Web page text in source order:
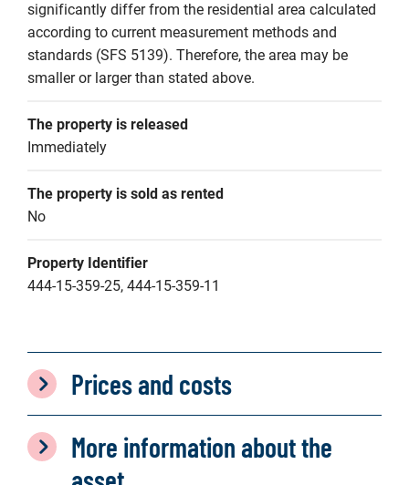
significantly differ from the residential area calculated
according to current measurement methods and
standards (SFS 5139). Therefore, the area may be
smaller or larger than stated above.
The property is released
Immediately
The property is sold as rented
No
Property Identifier
444-15-359-25, 444-15-359-11
Prices and costs
More information about the